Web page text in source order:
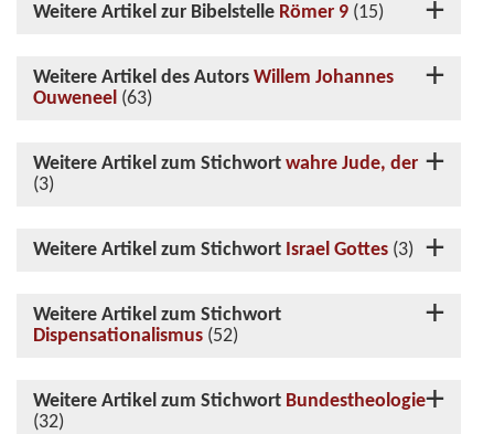
Weitere Artikel zur Bibelstelle Römer 9 (15)
Weitere Artikel des Autors Willem Johannes
Ouweneel (63)
Weitere Artikel zum Stichwort wahre Jude, der
(3)
Weitere Artikel zum Stichwort Israel Gottes (3)
Weitere Artikel zum Stichwort
Dispensationalismus (52)
Weitere Artikel zum Stichwort Bundestheologie
(32)